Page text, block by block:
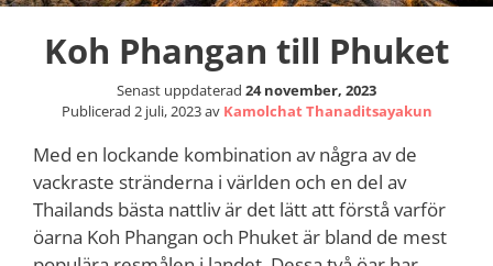
Koh Phangan till Phuket
Senast uppdaterad 24 november, 2023
Publicerad 2 juli, 2023av Kamolchat Thanaditsayakun
Med en lockande kombination av några av de
vackraste stränderna i världen och en del av
Thailands bästa nattliv är det lätt att förstå varför
öarna Koh Phangan och Phuket är bland de mest